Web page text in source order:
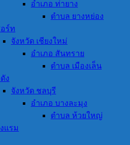
อำเภอ ท่ายาง
ตำบล ยางหย่อง
ร์ท
จังหวัด เชียงใหม่
อำเภอ สันทราย
ตำบล เมืองเล็น
ง
จังหวัด ชลบุรี
อำเภอ บางละมุง
ตำบล ห้วยใหญ่
แรม